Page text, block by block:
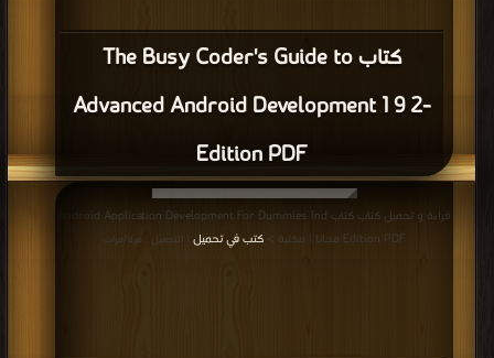
كتاب The Busy Coder's Guide to
Advanced Android Development 1 9 2-
Edition PDF
قراءة و تحميل كتاب كتاب Android Application Development For Dummies 1nd
Edition PDF مجانا | مكتبة >
كتب في تحميل | التحميل : مرة/مرات